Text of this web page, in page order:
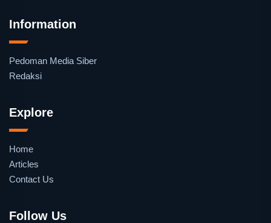
Information
Pedoman Media Siber
Redaksi
Explore
Home
Articles
Contact Us
Follow Us